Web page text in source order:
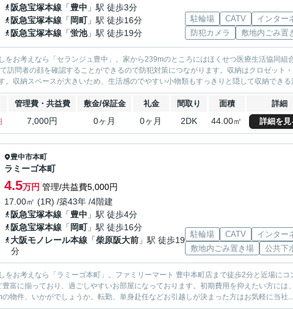
阪急宝塚本線 「豊中 」駅 徒歩3分
阪急宝塚本線 「 岡町」駅 徒歩16分
阪急宝塚本線 「蛍池」駅 徒歩19分
駐輪場 CATV
インター
防犯カメラ
敷地内ごみ置
をお考えなら「セランジュ豊中」。家から239mのところにはほくせつ医療生活協同組
訪問者の顔を確認することができるので防犯対策につながります。収納はクロゼット
。収納スペースが大きいため、生活感のでやすい小物類もすっきりと隠して収納できる
管理費・共益費 敷金/保証金 礼金 間取り 面積 詳細
7,000円 0ヶ月 0ヶ月 2DK 44.00㎡ 詳細を見
豊中市本町
ラミーゴ本町
4.5万円 管理/共益費5,000円
17.00㎡ (1R) /築43年 /4階建
阪急宝塚本線 「豊中 」駅 徒歩4分
阪急宝塚本線 「 岡町」駅 徒歩16分
大阪モノレール本線 「柴原阪大前 」駅 徒歩19
分
駐輪場 CATV
インター
敷地内ごみ置き場
公共下
をお考えなら「ラミーゴ本町」。ファミリーマート 豊中本町店まで徒歩2分と近場にコ
豊富に揃っており、過ごしやすいお部屋になっております。初期費用を抑えたい方には
物件、いかがでしょうか。転勤、単身赴任などお引越しが決まった方はお気軽に当社...